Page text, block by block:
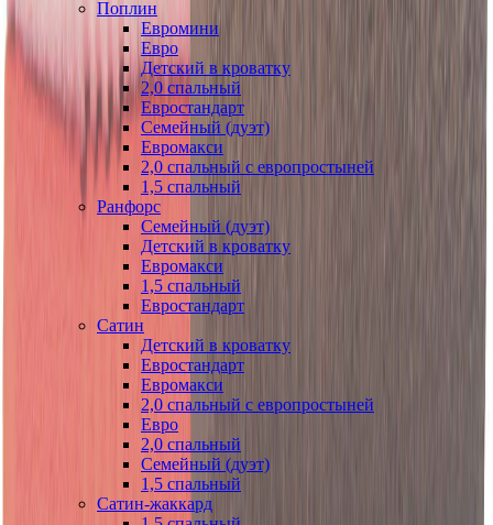
Поплин
Евромини
Евро
Детский в кроватку
2,0 спальный
Евростандарт
Семейный (дуэт)
Евромакси
2,0 спальный с европростыней
1,5 спальный
Ранфорс
Семейный (дуэт)
Детский в кроватку
Евромакси
1,5 спальный
Евростандарт
Сатин
Детский в кроватку
Евростандарт
Евромакси
2,0 спальный с европростыней
Евро
2,0 спальный
Семейный (дуэт)
1,5 спальный
Сатин-жаккард